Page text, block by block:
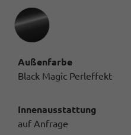
Außenfarbe
Black Magic Perleffekt
Innenausstattung
auf Anfrage